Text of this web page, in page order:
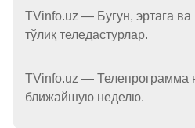
TVinfo.uz — Бугун, эртага ва
тўлиқ теледастурлар.
TVinfo.uz — Телепрограмма
ближайшую неделю.